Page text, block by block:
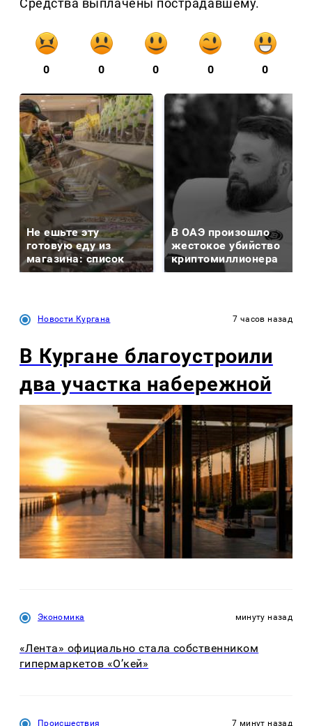
Средства выплачены пострадавшему.
0 0 0 0 0
Не ешьте эту
готовую еду из
магазина: список
В ОАЭ произошло
жестокое убийство
криптомиллионера
Новости Кургана 7 часов назад
В Кургане благоустроили
два участка набережной
Экономика минуту назад
«Лента» официально стала собственником
гипермаркетов «О’кей»
Происшествия 7 минут назад